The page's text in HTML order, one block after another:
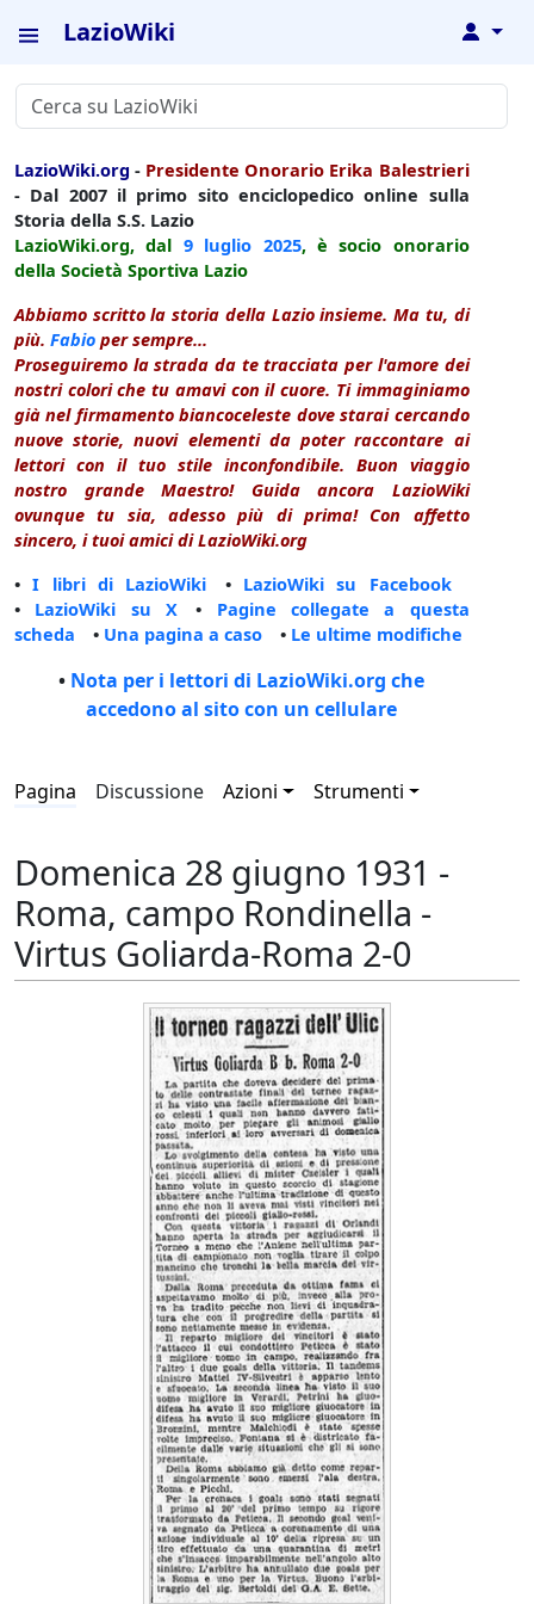
LazioWiki ↓
LazioWiki.org - Presidente Onorario Erika Balestrieri
- Dal 2007 il primo sito enciclopedico online sulla
Storia della S.S. Lazio
LazioWiki.org, dal 9 luglio 2025, è socio onorario
della Società Sportiva Lazio
Abbiamo scritto la storia della Lazio insieme. Ma tu, di
più. Fabio per sempre...
Proseguiremo la strada da te tracciata per l'amore dei
nostri colori che tu amavi con il cuore. Ti immaginiamo
già nel firmamento biancoceleste dove starai cercando
nuove storie, nuovi elementi da poter raccontare ai
lettori con il tuo stile inconfondibile. Buon viaggio
nostro grande Maestro! Guida ancora LazioWiki
ovunque tu sia, adesso più di prima! Con affetto
sincero, i tuoi amici di LazioWiki.org
•I libri di LazioWiki • LazioWiki su Facebook
• LazioWiki su X • Pagine collegate a questa
scheda • Una pagina a caso • Le ultime modifiche
• Nota per i lettori di LazioWiki.org che
accedono al sito con un cellulare
Pagina Discussione Azioni Strumenti
Domenica 28 giugno 1931 -
Roma, campo Rondinella -
Virtus Goliarda-Roma 2-0